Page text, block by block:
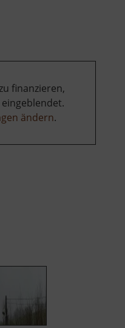
finanzieren,
ändern.